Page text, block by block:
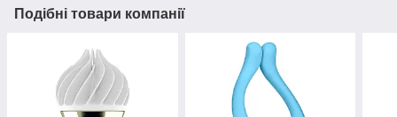
Подібні товари компанії